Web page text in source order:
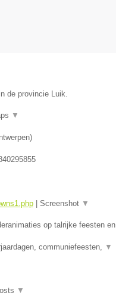
de provincie Luik.
▼
)
| Screenshot ▼
op talrijke feesten en
communiefeesten, ▼
▼